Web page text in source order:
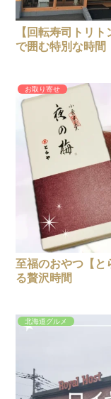
【回転寿司トリ
で囲む特別な時間
お取り寄せ
至福のおやつ【と
る贅沢時間
北海道グルメ